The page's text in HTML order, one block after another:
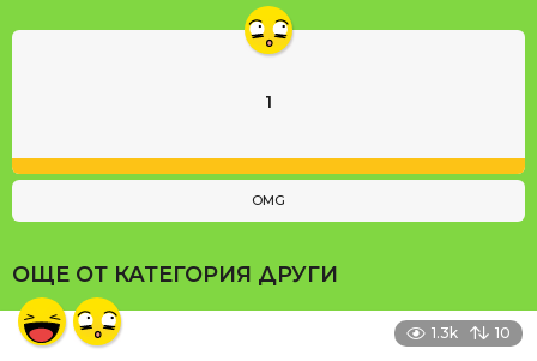
1
OMG
ОЩЕ ОТ КАТЕГОРИЯ ДРУГИ
1.3k 10